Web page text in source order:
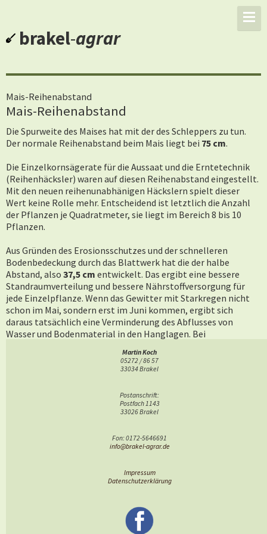
brakel-agrar
Mais-Reihenabstand
Mais-Reihenabstand
Die Spurweite des Maises hat mit der des Schleppers zu tun.
Der normale Reihenabstand beim Mais liegt bei 75 cm.
Die Einzelkornsägerate für die Aussaat und die Erntetechnik
(Reihenhäcksler) waren auf diesen Reihenabstand eingestellt.
Mit den neuen reihenunabhänigen Häckslern spielt dieser
Wert keine Rolle mehr. Entscheidend ist letztlich die Anzahl
der Pflanzen je Quadratmeter, sie liegt im Bereich 8 bis 10
Pflanzen.
Aus Gründen des Erosionsschutzes und der schnelleren
Bodenbedeckung durch das Blattwerk hat die der halbe
Abstand, also 37,5 cm entwickelt. Das ergibt eine bessere
Standraumverteilung und bessere Nährstoffversorgung für
jede Einzelpflanze. Wenn das Gewitter mit Starkregen nicht
schon im Mai, sondern erst im Juni kommen, ergibt sich
daraus tatsächlich eine Verminderung des Abflusses von
Wasser und Bodenmaterial in den Hanglagen. Bei
kurzer Zeit gibt es klein Halten mehr.
einem schmalen Düngerband, 5 cm seitlich und tiefer als der
Samen wird ein NP-Dünger in der Regel ausgebracht. Diese
Startdüngung sollte technisch auch bei engem Reihenabstand
Unterfußdüngung auch entfallen.
enge Abstand hat auch einen leichten ertraglichen Vorteil.
Martin Koch
05272 / 86 57
33034 Brakel
Postanschrift:
Postfach 1143
33026 Brakel
Fon: 0172-5646691
info@brakel-agrar.de
Impressum
Datenschutzerklärung